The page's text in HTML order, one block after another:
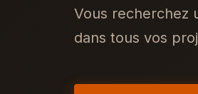
Vous recherchez
dans tous vos